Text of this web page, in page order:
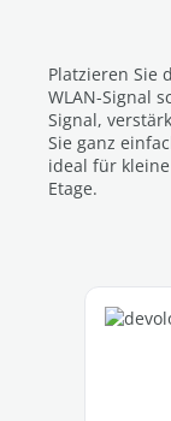
Platzieren Sie
WLAN-Signal
Signal,
Sie ganz
ideal für
Etage.